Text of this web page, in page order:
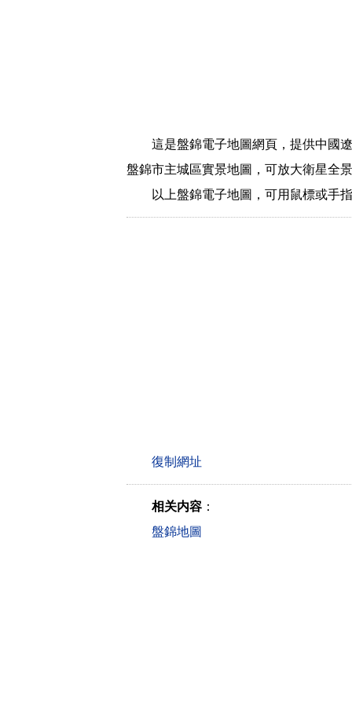
這是盤錦電子地圖網頁，提供中國
盤錦市主城區實景地圖，可放大衛星全
以上盤錦電子地圖，可用鼠標或手
相关内容 ：
盤錦地圖